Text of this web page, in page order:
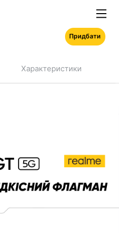
Характеристики
Придбати